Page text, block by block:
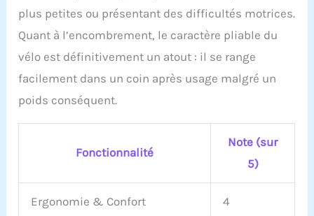
plus petites ou présentant des difficultés motrices.
Quant à l’encombrement, le caractère pliable du
vélo est définitivement un atout : il se range
facilement dans un coin après usage malgré un
poids conséquent.
Fonctionnalité
Note (sur
5)
Ergonomie & Confort 4